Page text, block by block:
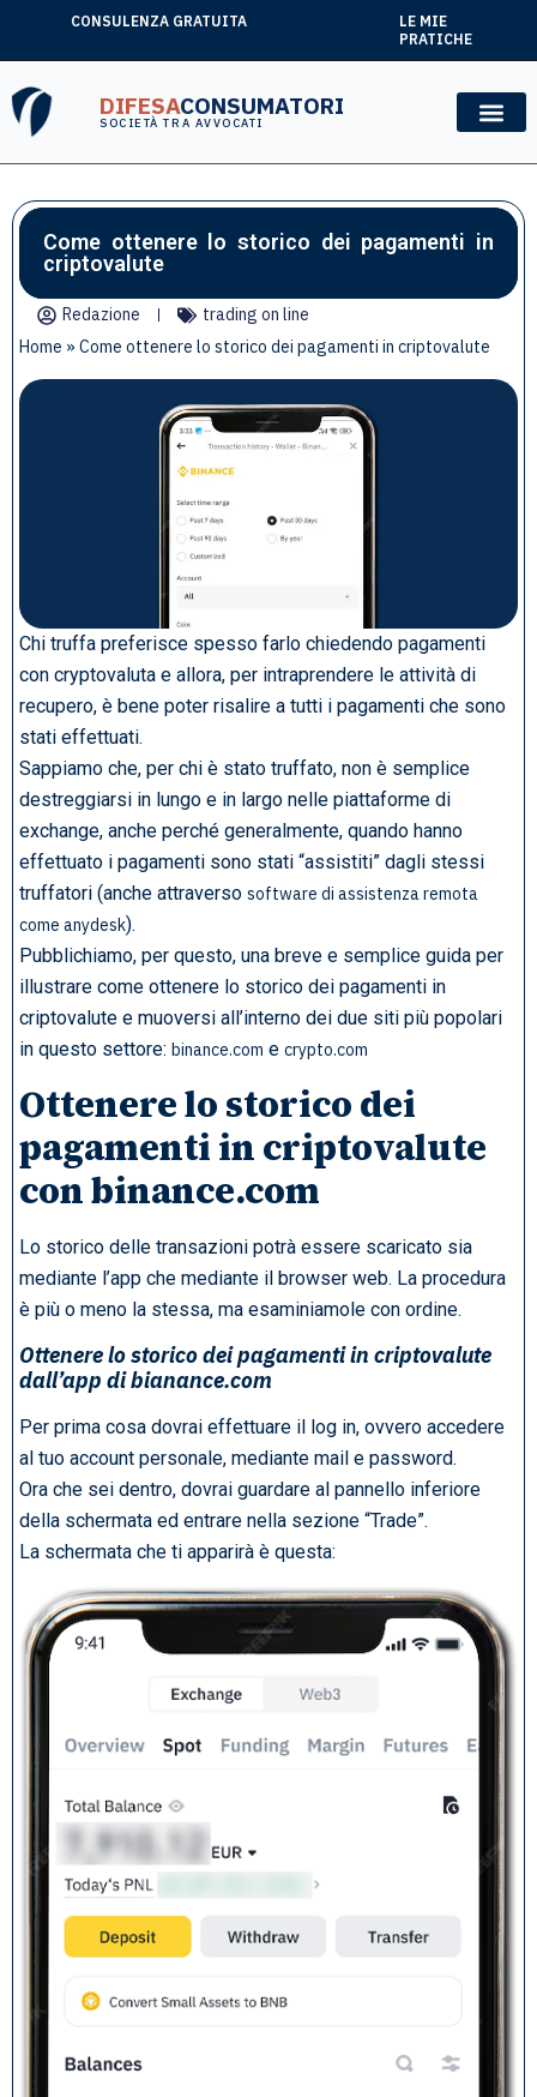
CONSULENZA GRATUITA
LE MIE
PRATICHE
DIFESACONSUMATORI
SOCIETÀ TRA AVVOCATI
Come ottenere lo storico dei pagamenti in
criptovalute
Redazione
trading on line
Home » Come ottenere lo storico dei pagamenti in criptovalute
Chi truffa preferisce spesso farlo chiedendo pagamenti
con cryptovaluta e allora, per intraprendere le attività di
recupero, è bene poter risalire a tutti i pagamenti che sono
stati effettuati.
Sappiamo che, per chi è stato truffato, non è semplice
destreggiarsi in lungo e in largo nelle piattaforme di
exchange, anche perché generalmente, quando hanno
effettuato i pagamenti sono stati “assistiti” dagli stessi
truffatori (anche attraverso software di assistenza remota
come anydesk).
Pubblichiamo, per questo, una breve e semplice guida per
illustrare come ottenere lo storico dei pagamenti in
criptovalute e muoversi all’interno dei due siti più popolari
in questo settore: binance.com e crypto.com
Ottenere lo storico dei
pagamenti in criptovalute
con binance.com
Lo storico delle transazioni potrà essere scaricato sia
mediante l’app che mediante il browser web. La procedura
è più o meno la stessa, ma esaminiamole con ordine.
Ottenere lo storico dei pagamenti in criptovalute
dall’app di bianance.com
Per prima cosa dovrai effettuare il log in, ovvero accedere
al tuo account personale, mediante mail e password.
Ora che sei dentro, dovrai guardare al pannello inferiore
della schermata ed entrare nella sezione “Trade”.
La schermata che ti apparirà è questa: